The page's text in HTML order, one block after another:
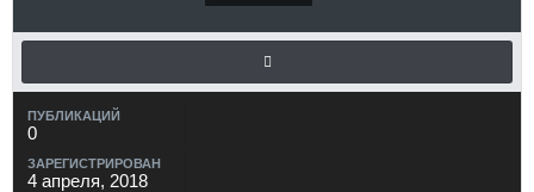
ПУБЛИКАЦИЙ
0
ЗАРЕГИСТРИРОВАН
4 апреля, 2018